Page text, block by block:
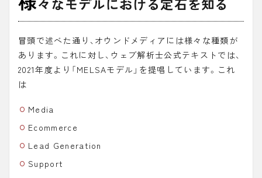
冒頭で述べた通り、オウンドメディアには様々な種類が
あります。これに対し、ウェブ解析士公式テキストでは、
2021年度より「MELSAモデル 」を提唱しています。これ
は
Media
Ecommerce
Lead Generation
Support